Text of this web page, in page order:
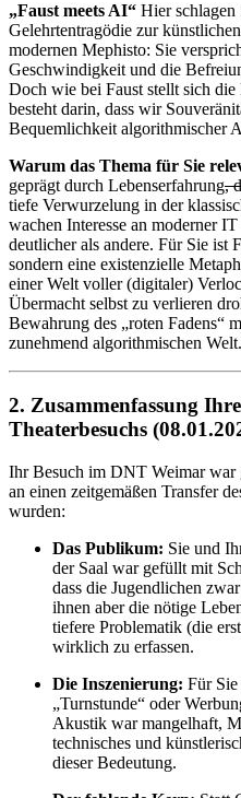
„Faust meets AI“ Hier schlagen
Gelehrtentragödie zur
modernen Mephisto: Sie
Geschwindigkeit und die
Doch wie bei Faust stellt sich
besteht darin, dass wir
Bequemlichkeit algorithmischer
Warum das Thema für Sie
geprägt durch Lebenserfahrung,
tiefe Verwurzelung in der
wachen Interesse an moderner
deutlicher als andere. Für Sie ist
sondern eine existenzielle
einer Welt voller (digitaler)
Übermacht selbst zu verlieren
Bewahrung des „roten Fadens“
zunehmend algorithmischen Welt.
2. Zusammenfassung
Theaterbesuchs
Ihr Besuch im DNT Weimar war
an einen zeitgemäßen Transfer
wurden:
Das Publikum: Sie und
der Saal war gefüllt mit
dass die Jugendlichen
ihnen aber die nötige
tiefere Problematik (die
wirklich zu erfassen.
Die Inszenierung: Für
„Turnstunde“ oder
Akustik war mangelhaft,
technisches und
dieser Bedeutung.